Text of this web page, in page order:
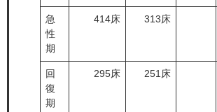
急
性
期
414床 313床
回
復
期
295床 251床